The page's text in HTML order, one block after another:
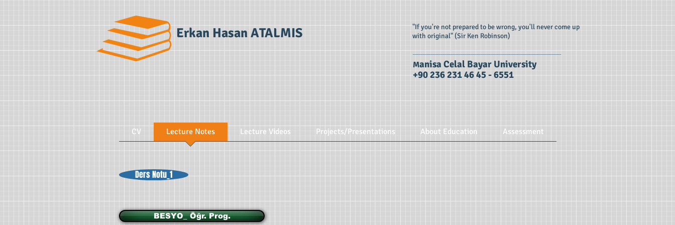
Erkan Hasan ATALMIS
"If you're not prepared to be wrong, you'll never come up
with original" (Sir Ken Robinson)
Manisa Celal Bayar University
+90 236 231 46 45 - 6551
CV Lecture Notes Lecture Videos Projects/Presentations About Education Assessment
Ders Notu_1
BESYO_ Öğr. Prog.